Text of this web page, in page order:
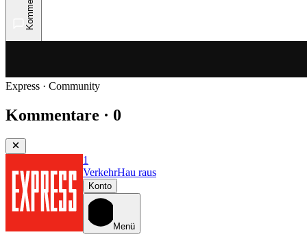
Express · Community
Kommentare · 0
1
VerkehrHau raus
Konto
Menü